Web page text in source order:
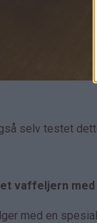
selv testet
vaffeljern
med en